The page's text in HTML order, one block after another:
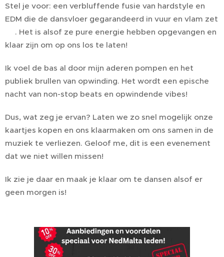
Stel je voor: een verbluffende fusie van hardstyle en
EDM die de dansvloer gegarandeerd in vuur en vlam zet
🔥. Het is alsof ze pure energie hebben opgevangen en
klaar zijn om op ons los te laten!
Ik voel de bas al door mijn aderen pompen en het
publiek brullen van opwinding. Het wordt een epische
nacht van non-stop beats en opwindende vibes!
Dus, wat zeg je ervan? Laten we zo snel mogelijk onze
kaartjes kopen en ons klaarmaken om ons samen in de
muziek te verliezen. Geloof me, dit is een evenement
dat we niet willen missen!
Ik zie je daar en maak je klaar om te dansen alsof er
geen morgen is! 🎶💃🕺